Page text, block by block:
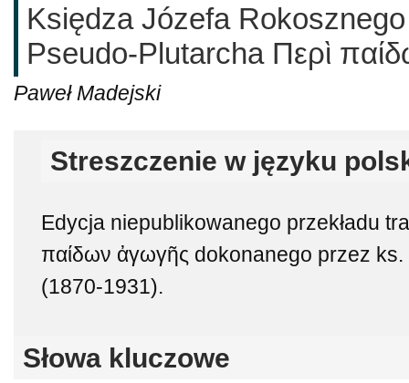
Księdza Józefa
Pseudo-Plutarcha Περὶ
Paweł Madejski
Streszczenie w języku
Edycja niepublikowanego przekładu
παίδων ἀγωγῆς dokonanego przez
(1870-1931).
Słowa kluczowe